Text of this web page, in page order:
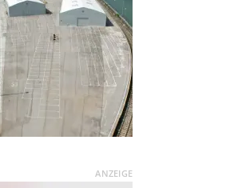
ANZEIGE